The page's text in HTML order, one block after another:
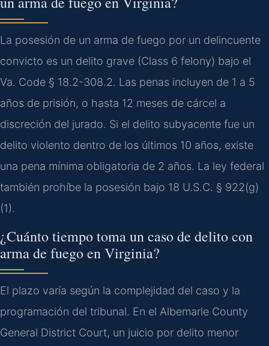
La posesión de un arma de fuego por un delincuente
convicto es un delito grave (Class 6 felony) bajo el
Va. Code § 18.2-308.2. Las penas incluyen de 1 a 5
años de prisión, o hasta 12 meses de cárcel a
discreción del jurado. Si el delito subyacente fue un
delito violento dentro de los últimos 10 años, existe
una pena mínima obligatoria de 2 años. La ley federal
también prohíbe la posesión bajo 18 U.S.C. § 922(g)
(1).
¿Cuánto tiempo toma un caso de delito con
arma de fuego en Virginia?
El plazo varía según la complejidad del caso y la
programación del tribunal. En el Albemarle County
General District Court, un juicio por delito menor